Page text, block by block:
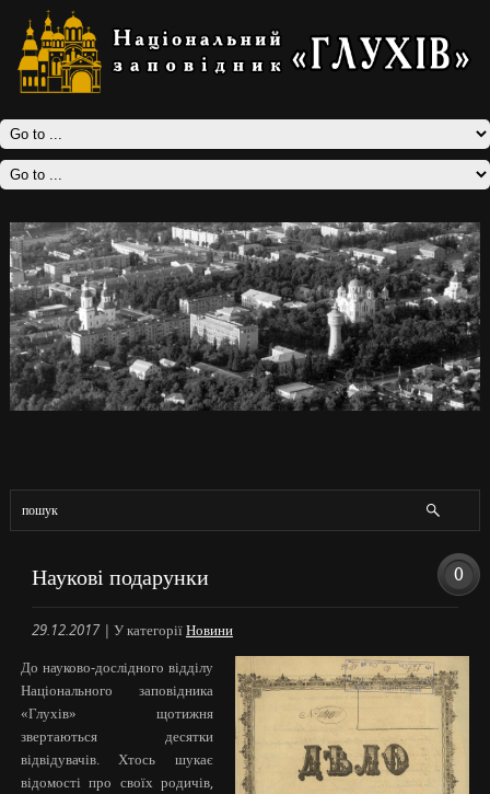
Наукові подарунки
29.12.2017| У категоріїНовини
0
До науково-дослідного відділу
Національного заповідника
«Глухів» щотижня
звертаються десятки
відвідувачів. Хтось шукає
відомості про своїх родичів,